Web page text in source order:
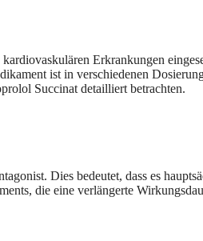
Erkrankungen
ist in verschiedenen
Succinat detailliert betrachten.
Dies bedeutet, dass es
die eine verlängerte